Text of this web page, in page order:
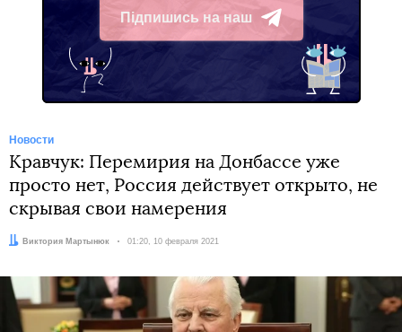
Підпишись на наш
Telegram
Новости
Кравчук: Перемирия на Донбассе уже
просто нет, Россия действует открыто, не
скрывая свои намерения
Автор:Виктория Мартынюк Дата:
01:20, 10 февраля 2021